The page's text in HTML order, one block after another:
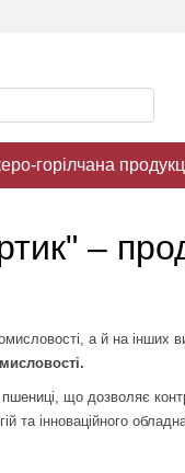
горілчана
–
а й на
що дозволяє
та інноваційного